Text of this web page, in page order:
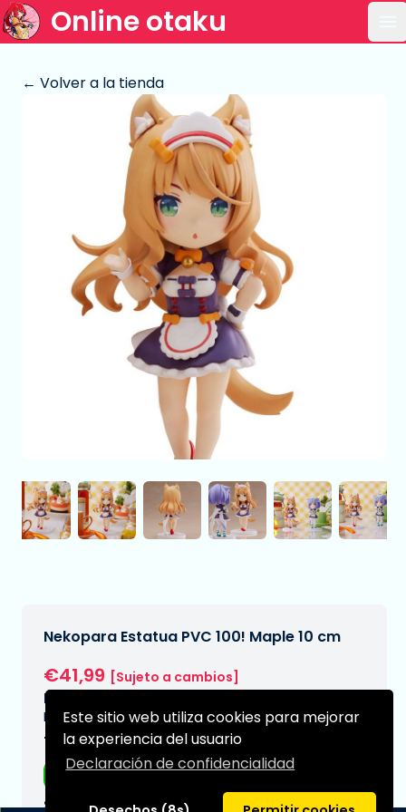
Este sitio web utiliza cookies para mejorar
la experiencia del usuario
Declaración de confidencialidad
Online otaku
← Volver a la tienda
Nekopara Estatua PVC 100! Maple 10 cm
€41,99 [Sujeto a cambios]
Fecha de entrega prevista:
N/A
Tipo:
Figuras de anime
Serie: